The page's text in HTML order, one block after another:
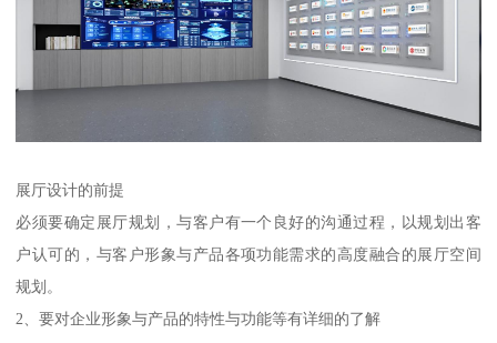
展厅设计的前提
必须要确定展厅规划，与客户有一个良好的沟通过程，以规划出客
户认可的，与客户形象与产品各项功能需求的高度融合的展厅空间
规划。
2、要对企业形象与产品的特性与功能等有详细的了解